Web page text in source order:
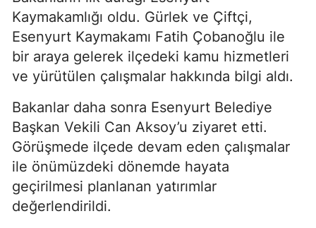
Kaymakamlığı oldu. Gürlek ve Çiftçi,
Esenyurt Kaymakamı Fatih Çobanoğlu ile
bir araya gelerek ilçedeki kamu hizmetleri
ve yürütülen çalışmalar hakkında bilgi aldı.
Bakanlar daha sonra Esenyurt Belediye
Başkan Vekili Can Aksoy’u ziyaret etti.
Görüşmede ilçede devam eden çalışmalar
ile önümüzdeki dönemde hayata
geçirilmesi planlanan yatırımlar
değerlendirildi.